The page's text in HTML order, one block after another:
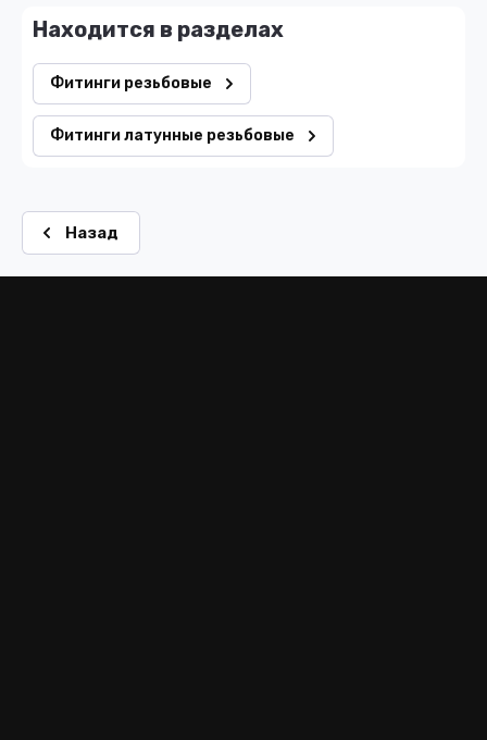
Находится в разделах
Фитинги резьбовые
Фитинги латунные резьбовые
Назад